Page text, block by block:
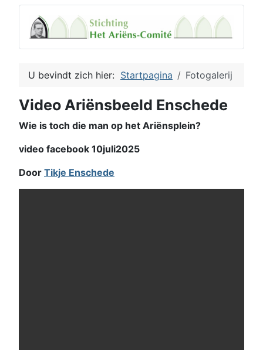
U bevindt zich hier: Startpagina Fotogalerij
Video Ariënsbeeld Enschede
Wie is toch die man op het Ariënsplein?
video facebook 10juli2025
Door Tikje Enschede